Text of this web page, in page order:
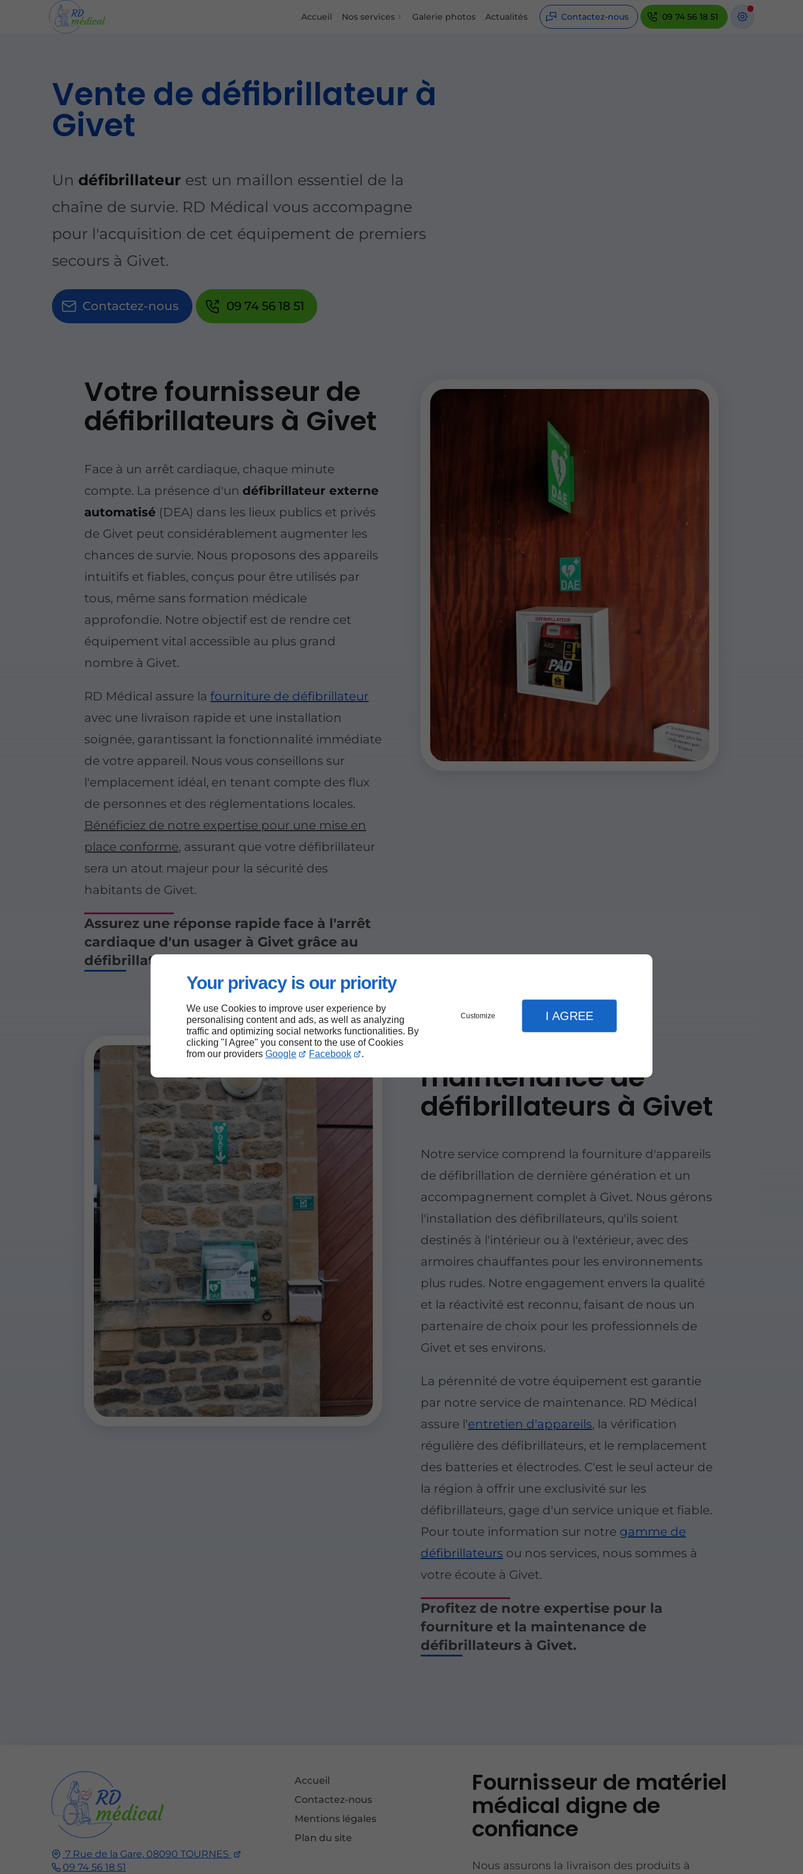
Your privacy is our priority
We use Cookies to improve user experience by
personalising content and ads, as well as analyzing
traffic and optimizing social networks functionalities. By
clicking "I Agree" you consent to the use of Cookies
from our providers Google Facebook .
Customize I AGREE
Accueil Nos services Galerie photos Actualités Contactez-nous 09 74 56 18 51
Vente de défibrillateur à
Givet
Un défibrillateur est un maillon essentiel de la
chaîne de survie. RD Médical vous accompagne
pour l'acquisition de cet équipement de premiers
secours à Givet.
Contactez-nous 09 74 56 18 51
Votre fournisseur de
défibrillateurs à Givet
Face à un arrêt cardiaque, chaque minute
compte. La présence d'undéfibrillateur externe
automatisé (DEA) dans les lieux publics et privés
de Givet peut considérablement augmenter les
chances de survie. Nous proposons des appareils
intuitifs et fiables, conçus pour être utilisés par
tous, même sans formation médicale
approfondie. Notre objectif est de rendre cet
équipement vital accessible au plus grand
nombre à Givet.
RD Médical assure lafourniture de défibrillateur
avec une livraison rapide et une installation
soignée, garantissant la fonctionnalité immédiate
de votre appareil. Nous vous conseillons sur
l'emplacement idéal, en tenant compte des flux
de personnes et des réglementations locales.
Bénéficiez de notre expertise pour une mise en
place conforme, assurant que votre défibrillateur
sera un atout majeur pour la sécurité des
habitants de Givet.
Assurez une réponse rapide face à l'arrêt
cardiaque d'un usager à Givet grâce au
défibrillateur.
maintenance de
défibrillateurs à Givet
Notre service comprend la fourniture d'appareils
de défibrillation de dernière génération et un
accompagnement complet à Givet. Nous gérons
l'installation des défibrillateurs, qu'ils soient
destinés à l'intérieur ou à l'extérieur, avec des
armoires chauffantes pour les environnements
plus rudes. Notre engagement envers la qualité
et la réactivité est reconnu, faisant de nous un
partenaire de choix pour les professionnels de
Givet et ses environs.
La pérennité de votre équipement est garantie
par notre service de maintenance. RD Médical
assure l'entretien d'appareils, la vérification
régulière des défibrillateurs, et le remplacement
des batteries et électrodes. C'est le seul acteur de
la région à offrir une exclusivité sur les
défibrillateurs, gage d'un service unique et fiable.
Pour toute information sur notre gamme de
défibrillateurs ou nos services, nous sommes à
votre écoute à Givet.
Profitez de notre expertise pour la
fourniture et la maintenance de
défibrillateurs à Givet.
7 Rue de la Gare, 08090 TOURNES
09 74 56 18 51
Accueil
Contactez-nous
Mentions légales
Plan du site
Fournisseur de matériel
médical digne de
confiance
Nous assurons la livraison des produits à